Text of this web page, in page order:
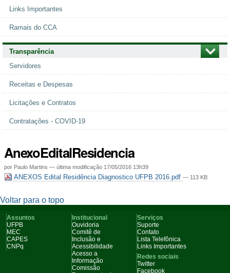
Links Importantes
Ramais do CCA
Transparência
Servidores
Receitas e Despesas
Licitações e Contratos
Contratações - COVID-19
AnexoEditalResidencia
por Paulo Martins —última modificação 17/05/2016 13h39
ANEXOS Edital Residência Diagnostico UFPB 2016.pdf— 113 KB
Voltar para o topo
Assuntos
UFPB
MEC
CAPES
CNPq
Institucional
Ouvidoria
Comitê de
Inclusão e
Acessibilidade
Acesso a
Informação
Comissão
Serviços
Suporte
Contato
Lista Telefônica
Links Importantes
Redes sociais
Twitter
Facebook